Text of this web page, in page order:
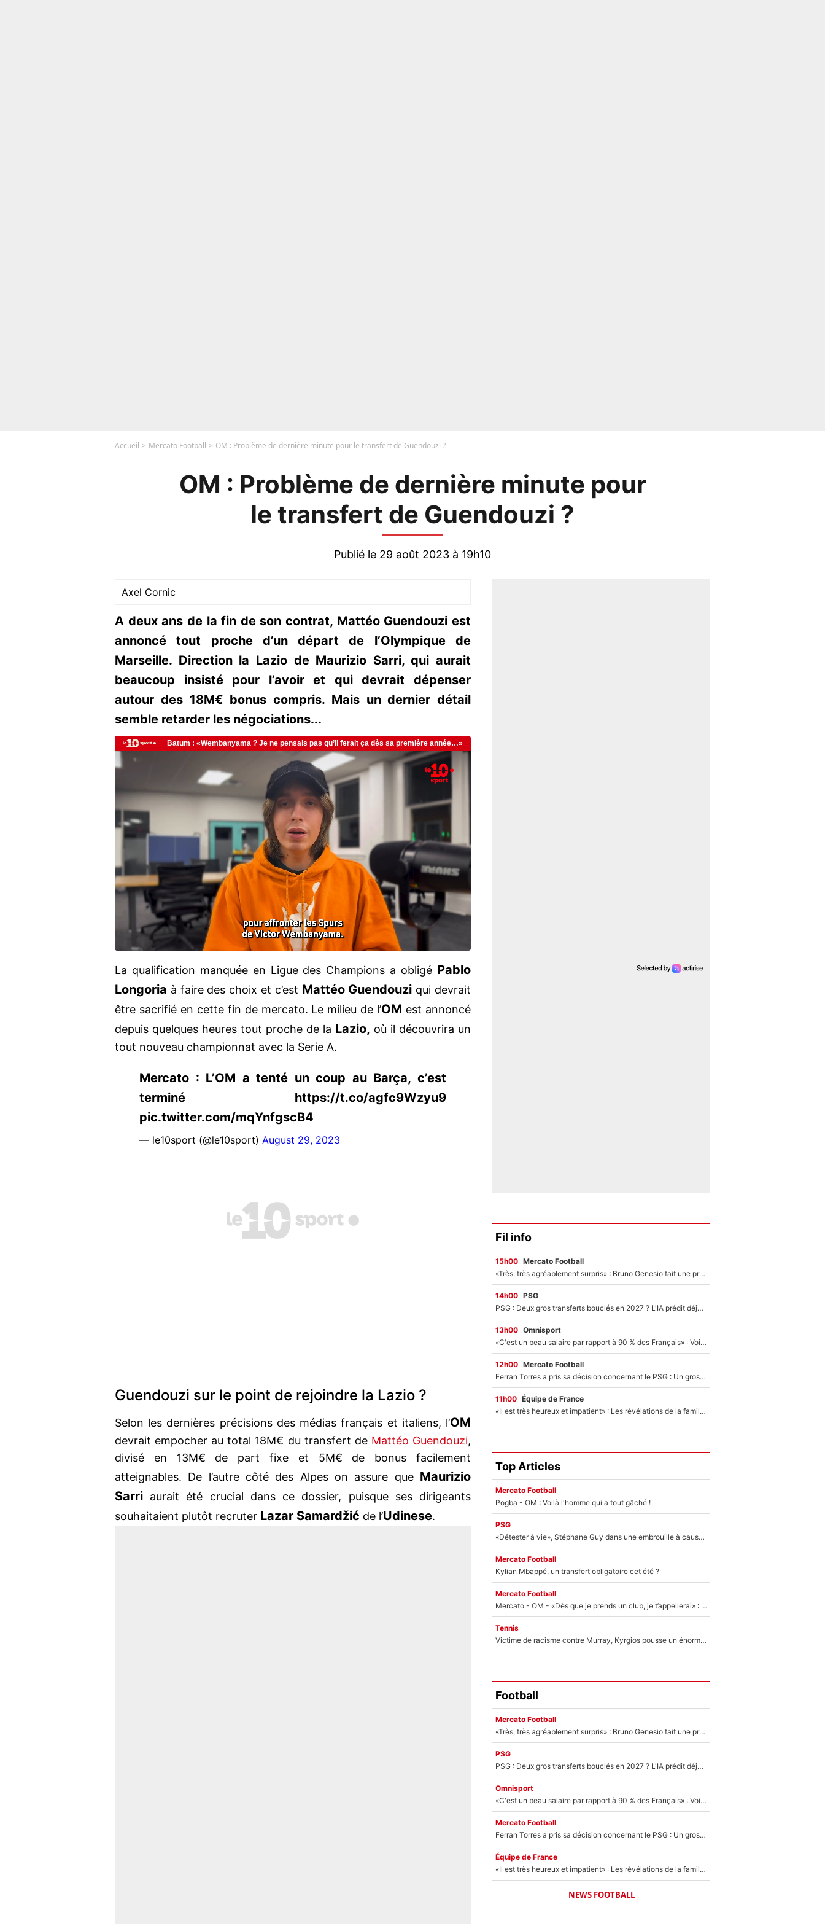
Accueil Mercato Football OM : Problème de dernière minute pour le transfert de Guendouzi ?
OM : Problème de dernière minute pour
le transfert de Guendouzi ?
Publié le 29 août 2023 à 19h10
Axel Cornic
A deux ans de la fin de son contrat, Mattéo Guendouzi est
annoncé tout proche d’un départ de l’Olympique de
Marseille. Direction la Lazio de Maurizio Sarri, qui aurait
beaucoup insisté pour l’avoir et qui devrait dépenser
autour des 18M€ bonus compris. Mais un dernier détail
semble retarder les négociations...
La qualification manquée en Ligue des Champions a obligé Pablo
Longoria à faire des choix et c’est Mattéo Guendouzi qui devrait
être sacrifié en cette fin de mercato. Le milieu de l’OM est annoncé
depuis quelques heures tout proche de la Lazio, où il découvrira un
tout nouveau championnat avec la Serie A.
Mercato : L’OM a tenté un coup au Barça, c’est
terminé https://t.co/agfc9Wzyu9
pic.twitter.com/mqYnfgscB4
— le10sport (@le10sport) August 29, 2023
Guendouzi sur le point de rejoindre la Lazio ?
Selon les dernières précisions des médias français et italiens, l’OM
devrait empocher au total 18M€ du transfert de Mattéo Guendouzi,
divisé en 13M€ de part fixe et 5M€ de bonus facilement
atteignables. De l’autre côté des Alpes on assure que Maurizio
Sarri aurait été crucial dans ce dossier, puisque ses dirigeants
souhaitaient plutôt recruter Lazar Samardžić de l’Udinese.
Fil info
15h00 Mercato Football
«Très, très agréablement surpris» : Bruno Genesio fait une promesse pour la suite du mercato de l’OM et rassure les supporters
14h00 PSG
PSG : Deux gros transferts bouclés en 2027 ? L'IA prédit déjà les deux joueurs qui pourraient rejoindre Luis Enrique !
13h00 Omnisport
«C'est un beau salaire par rapport à 90 % des Français» : Voilà combien touchait Nelson Monfort sur France Télévisions avant de rejoindre CNews
12h00 Mercato Football
Ferran Torres a pris sa décision concernant le PSG : Un gros club étranger prêt à relancer le feuilleton pour la signature du champion du monde 2026 !
11h00 Équipe de France
«Il est très heureux et impatient» : Les révélations de la famille Zidane sur sa prise de pouvoir en équipe de France !
Top Articles
Mercato Football
Pogba - OM : Voilà l'homme qui a tout gâché !
PSG
«Détester à vie», Stéphane Guy dans une embrouille à cause du PSG !
Mercato Football
Kylian Mbappé, un transfert obligatoire cet été ?
Mercato Football
Mercato - OM - «Dès que je prends un club, je t’appellerai» : La promesse de Marcelino au moment de claquer la porte
Tennis
Victime de racisme contre Murray, Kyrgios pousse un énorme coup de gueule !
Football
Mercato Football
«Très, très agréablement surpris» : Bruno Genesio fait une promesse pour la suite du mercato de l’OM et rassure les supporters
PSG
PSG : Deux gros transferts bouclés en 2027 ? L'IA prédit déjà les deux joueurs qui pourraient rejoindre Luis Enrique !
Omnisport
«C'est un beau salaire par rapport à 90 % des Français» : Voilà combien touchait Nelson Monfort sur France Télévisions avant de rejoindre CNews
Mercato Football
Ferran Torres a pris sa décision concernant le PSG : Un gros club étranger prêt à relancer le feuilleton pour la signature du champion du monde 2026 !
Équipe de France
«Il est très heureux et impatient» : Les révélations de la famille Zidane sur sa prise de pouvoir en équipe de France !
NEWS FOOTBALL